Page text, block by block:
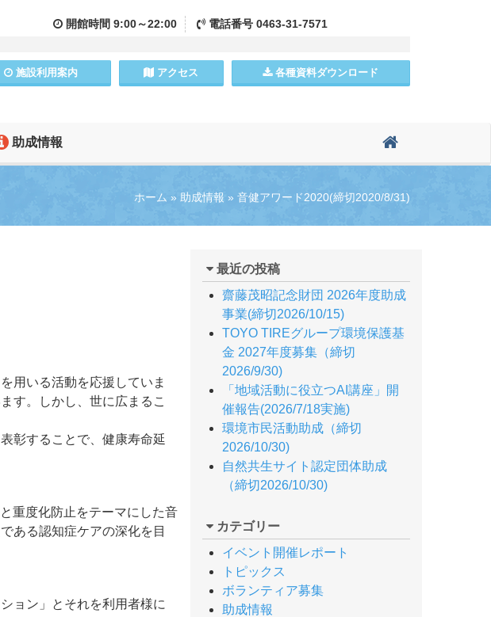
開館時間 9:00～22:00 電話番号0463-31-7571
施設利用案内 アクセス 各種資料ダウンロード
助成情報
ホーム » 助成情報 » 音健アワード2020(締切2020/8/31)
用いる活動を応援していま
す。しかし、世に広まるこ
彰することで、健康寿命延
重度化防止をテーマにした音
ある認知症ケアの深化を目
ョン」とそれを利用者様に
最近の投稿
齋藤茂昭記念財団 2026年度助成
事業(締切2026/10/15)
TOYO TIREグループ環境保護基
金 2027年度募集（締切
2026/9/30)
「地域活動に役立つAI講座」開
催報告(2026/7/18実施)
環境市民活動助成（締切
2026/10/30)
自然共生サイト認定団体助成
（締切2026/10/30)
カテゴリー
イベント開催レポート
トピックス
ボランティア募集
助成情報